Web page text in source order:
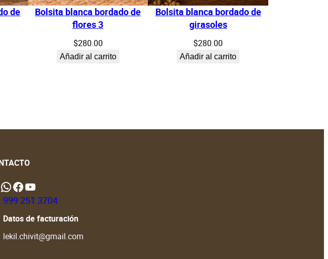
de
Bolsita blanca bordado de
flores 3
$280.00
Añadir al carrito
Bolsita blanca bordado de
girasoles
$280.00
Añadir al carrito
WhatsApp https://www.facebook.com/people/Lekil-Chivit/61579066376698/?locale=en_GB# https://www.youtube.com/@LekilChivit
999 251 3704
Datos de facturación
lekil.chivit@gmail.com